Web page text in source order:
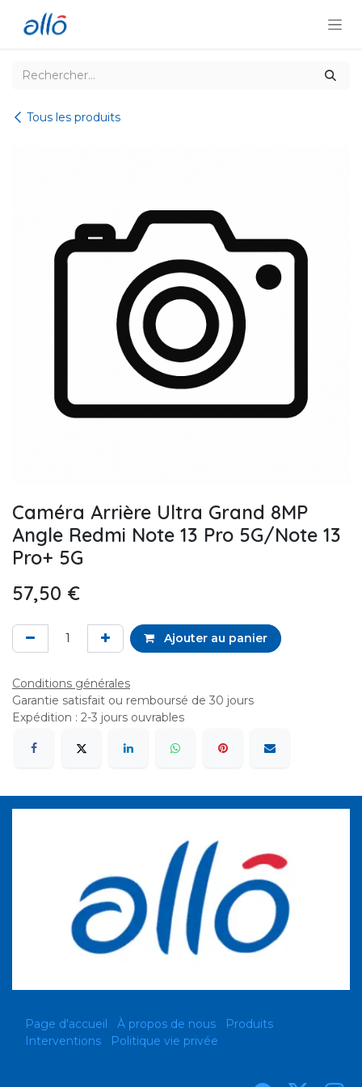
Tous les produits
Caméra Arrière Ultra Grand 8MP
Angle Redmi Note 13 Pro 5G/Note 13
Pro+ 5G
57,50 €
Ajouter au panier
Conditions générales
Garantie satisfait ou remboursé de 30 jours
Expédition : 2-3 jours ouvrables
Page d'accueil À propos de nous
Produits
Interventions
Politique vie privée